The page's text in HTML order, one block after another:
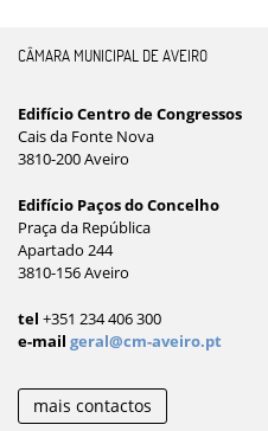
CÂMARA MUNICIPAL DE AVEIRO
Edifício Centro de Congressos
Cais da Fonte Nova
3810-200 Aveiro
Edifício Paços do Concelho
Praça da República
Apartado 244
3810-156 Aveiro
tel +351 234 406 300
e-mail geral@cm-aveiro.pt
mais contactos